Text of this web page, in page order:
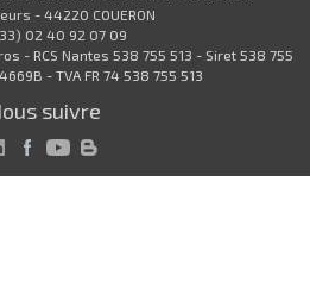
- 44220 COUERON
02 40 92 07 09
- RCS Nantes 538 755 513 - Siret 538 755
- TVA FR 74 538 755 513
suivre